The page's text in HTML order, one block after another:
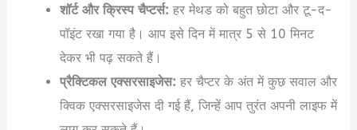
शॉर्ट और क्रिस्प चैप्टर्स: हर मेथड को बहुत छोटा और टू-द-
पॉइंट रखा गया है। आप इसे दिन में मात्र 5 से 10 मिनट
देकर भी पढ़ सकते हैं।
प्रैक्टिकल एक्सरसाइजेस: हर चैप्टर के अंत में कुछ सवाल और
क्विक एक्सरसाइजेस दी गई हैं, जिन्हें आप तुरंत अपनी लाइफ में